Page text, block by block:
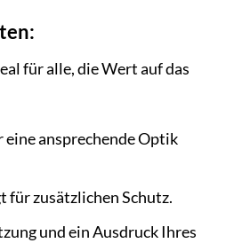
für alle, die Wert auf das
ansprechende Optik
für zusätzlichen Schutz.
und ein Ausdruck Ihres